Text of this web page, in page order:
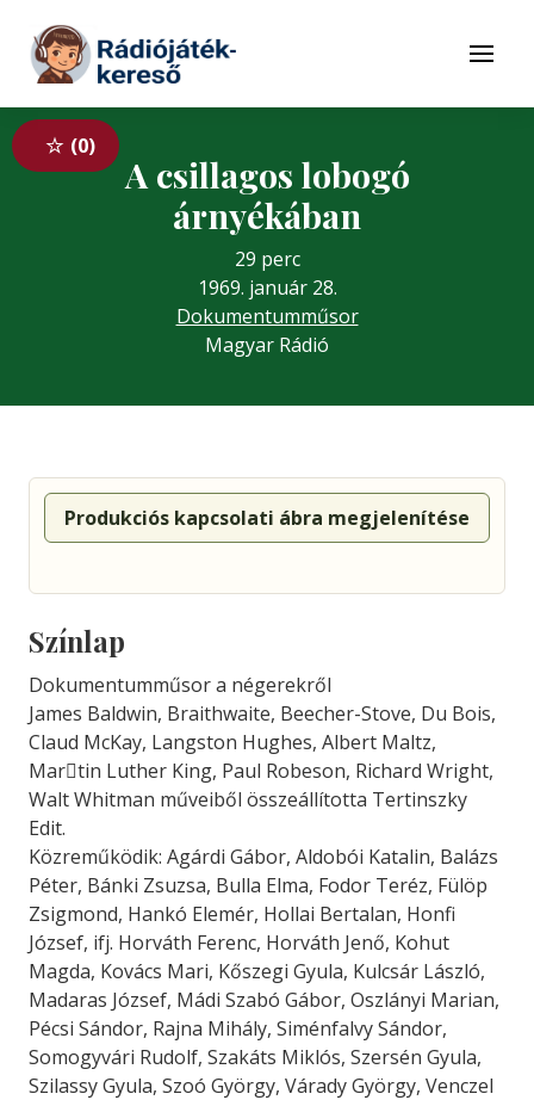
Tovább a tartalomhoz
Menü
0
A csillagos lobogó
árnyékában
29 perc
1969. január 28.
Dokumentumműsor
Magyar Rádió
Produkciós kapcsolati ábra megjelenítése
Színlap
Dokumentumműsor a négerekről
James Baldwin, Braithwaite, Beecher-Stove, Du Bois,
Claud McKay, Langston Hughes, Albert Maltz,
Mar￾tin Luther King, Paul Robeson, Richard Wright,
Walt Whitman műveiből összeállította Tertinszky
Edit.
Közreműködik: Agárdi Gábor, Aldobói Katalin, Balázs
Péter, Bánki Zsuzsa, Bulla Elma, Fodor Teréz, Fülöp
Zsigmond, Hankó Elemér, Hollai Bertalan, Honfi
József, ifj. Horváth Ferenc, Horváth Jenő, Kohut
Magda, Kovács Mari, Kőszegi Gyula, Kulcsár László,
Madaras József, Mádi Szabó Gábor, Oszlányi Marian,
Pécsi Sándor, Rajna Mihály, Siménfalvy Sándor,
Somogyvári Rudolf, Szakáts Miklós, Szersén Gyula,
Szilassy Gyula, Szoó György, Várady György, Venczel